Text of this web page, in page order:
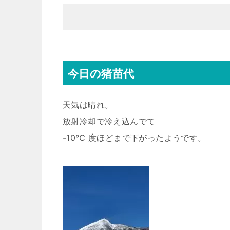
今日の猪苗代
天気は晴れ。
放射冷却で冷え込んでて
-10℃ 度ほどまで下がったようです。